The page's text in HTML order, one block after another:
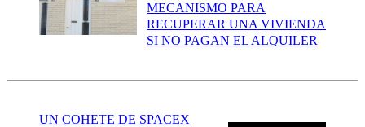
MECANISMO PARA
RECUPERAR UNA VIVIENDA
SI NO PAGAN EL ALQUILER
UN COHETE DE SPACEX